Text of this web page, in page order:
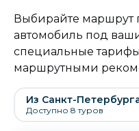
Выбирайте маршрут
автомобиль под
специальные
маршрутными
Из Санкт-
Доступно 8 туров